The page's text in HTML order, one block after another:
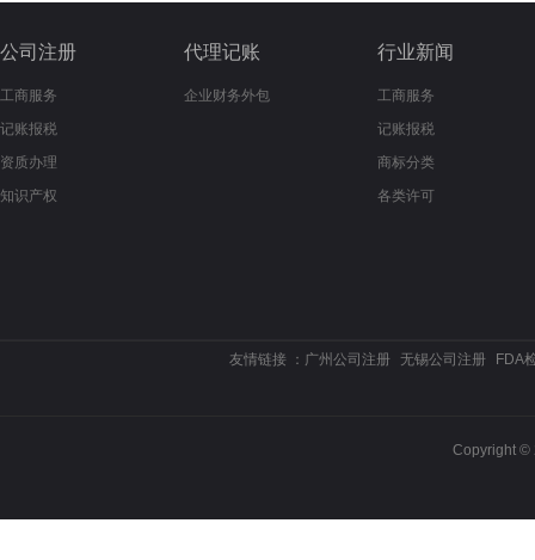
公司注册
工商服务
记账报税
资质办理
知识产权
代理记账
企业财务外包
行业新闻
工商服务
记账报税
商标分类
各类许可
友情链接 ： 广州公司注册 无锡公司注册 FDA
Copyright ©